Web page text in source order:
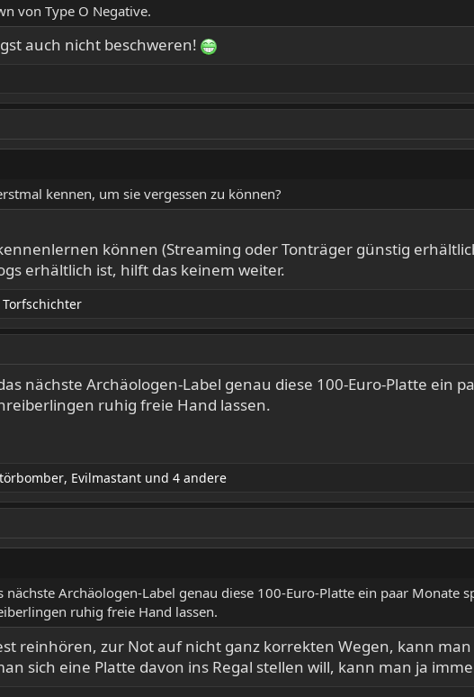
von Type O Negative.
auch nicht beschweren!
kennen, um sie vergessen zu können?
können (Streaming oder Tonträger günstig
erhältlich ist, hilft das keinem weiter.
Torfschichter
nächste Archäologen-Label genau diese 100-Euro-Platte ein
ruhig freie Hand lassen.
, Evilmastant und 4 andere
nächste Archäologen-Label genau diese 100-Euro-Platte ein paar Monate
ruhig freie Hand lassen.
reinhören, zur Not auf nicht ganz korrekten Wegen, kann
sich eine Platte davon ins Regal stellen will, kann man ja